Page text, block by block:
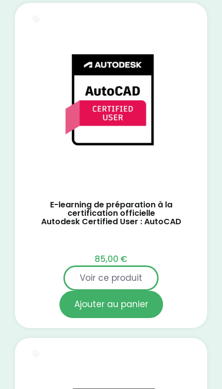
E-learning de préparation à la
certification officielle
Autodesk Certified User : AutoCAD
85,00 €
Voir ce produit
Ajouter au panier